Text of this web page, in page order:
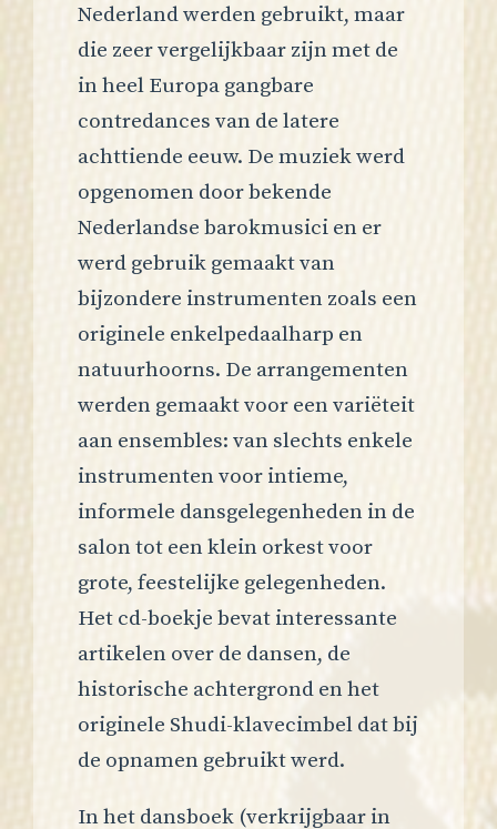
Nederland werden gebruikt, maar
die zeer vergelijkbaar zijn met de
in heel Europa gangbare
contredances van de latere
achttiende eeuw. De muziek werd
opgenomen door bekende
Nederlandse barokmusici en er
werd gebruik gemaakt van
bijzondere instrumenten zoals een
originele enkelpedaalharp en
natuurhoorns. De arrangementen
werden gemaakt voor een variëteit
aan ensembles: van slechts enkele
instrumenten voor intieme,
informele dansgelegenheden in de
salon tot een klein orkest voor
grote, feestelijke gelegenheden.
Het cd-boekje bevat interessante
artikelen over de dansen, de
historische achtergrond en het
originele Shudi-klavecimbel dat bij
de opnamen gebruikt werd.
In het dansboek (verkrijgbaar in